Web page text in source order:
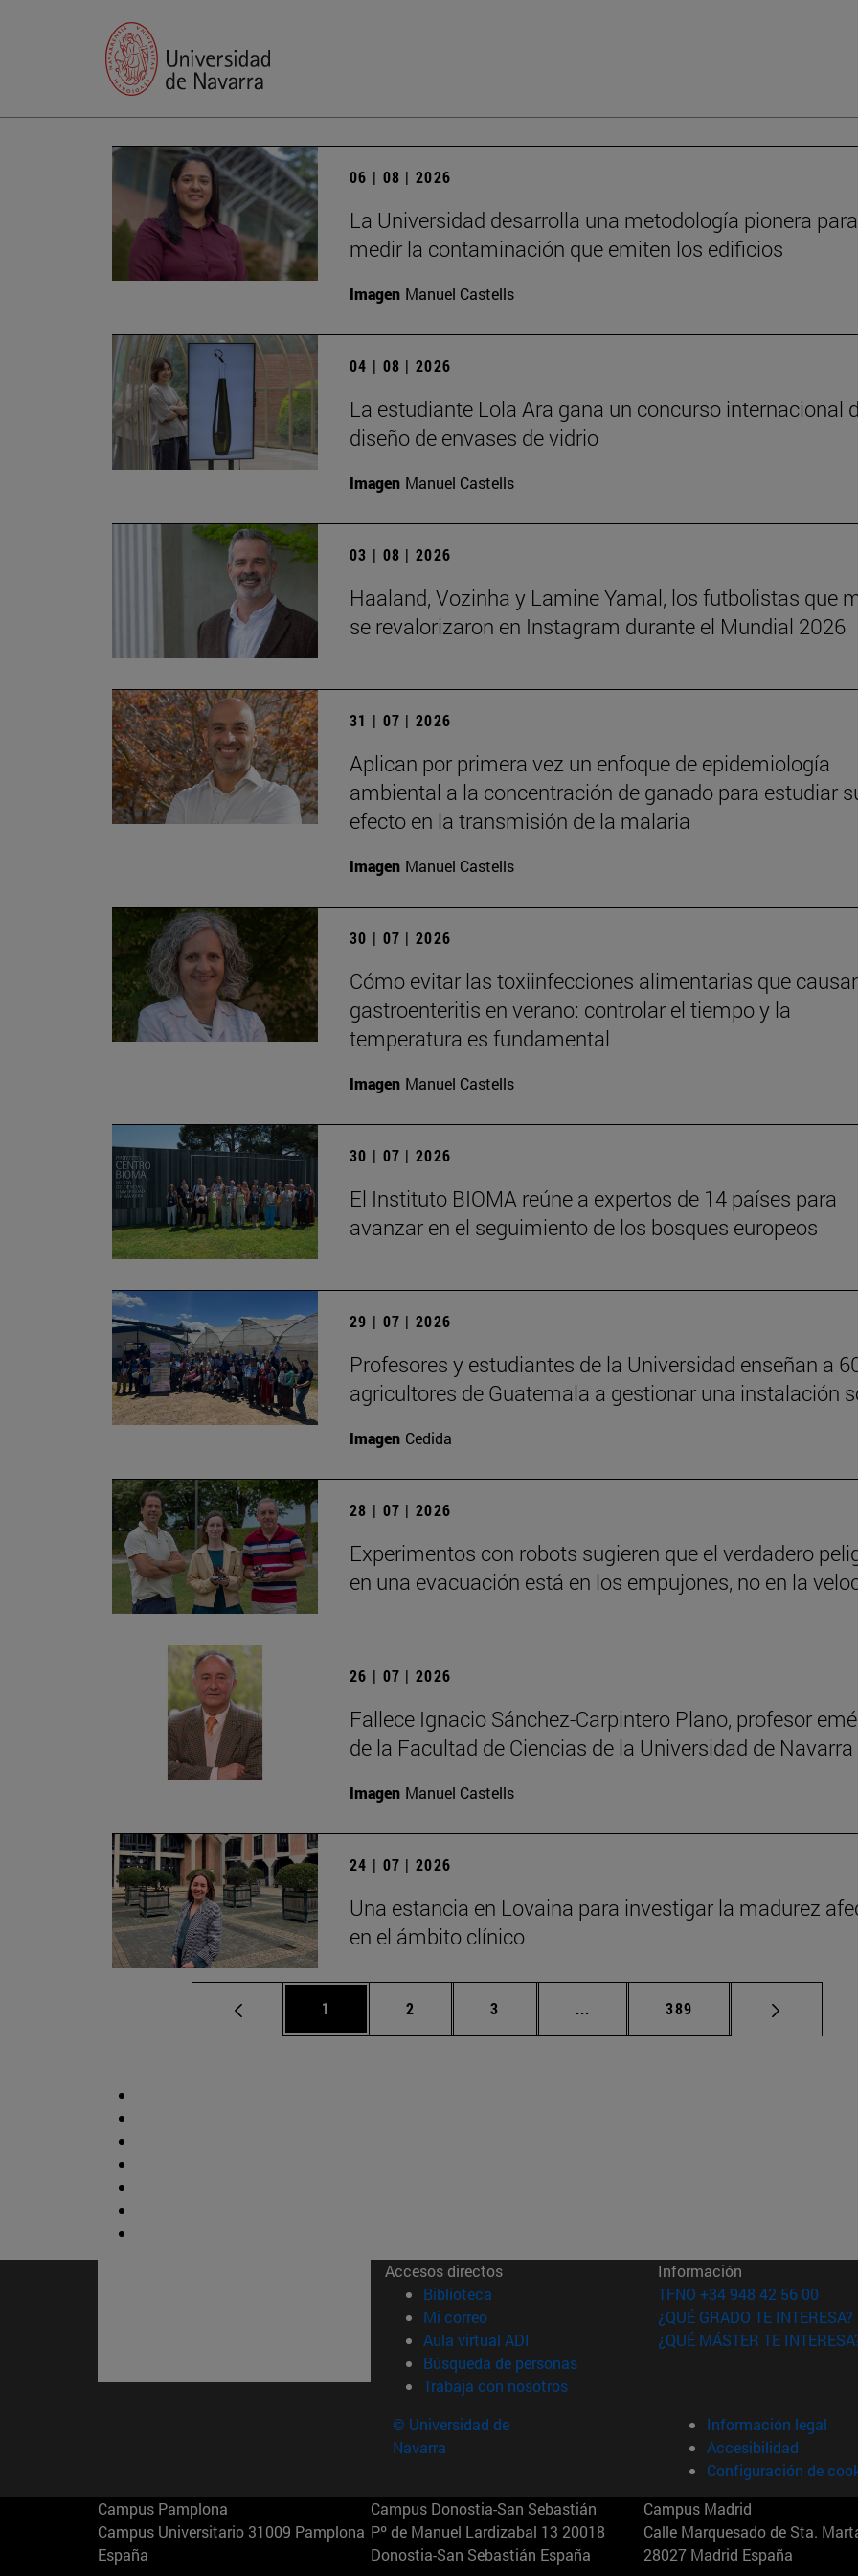
06 | 08 | 2026
La Universidad desarrolla una metodología pionera para
medir la contaminación que emiten los edificios
Imagen Manuel Castells
04 | 08 | 2026
La estudiante Lola Ara gana un concurso internacional
diseño de envases de vidrio
Imagen Manuel Castells
03 | 08 | 2026
Haaland, Vozinha y Lamine Yamal, los futbolistas que
se revalorizaron en Instagram durante el Mundial 2026
31 | 07 | 2026
Aplican por primera vez un enfoque de epidemiología
ambiental a la concentración de ganado para estudiar
efecto en la transmisión de la malaria
Imagen Manuel Castells
30 | 07 | 2026
Cómo evitar las toxiinfecciones alimentarias que
gastroenteritis en verano: controlar el tiempo y la
temperatura es fundamental
Imagen Manuel Castells
30 | 07 | 2026
El Instituto BIOMA reúne a expertos de 14 países para
avanzar en el seguimiento de los bosques europeos
29 | 07 | 2026
Profesores y estudiantes de la Universidad enseñan a
agricultores de Guatemala a gestionar una instalación
Imagen Cedida
28 | 07 | 2026
Experimentos con robots sugieren que el verdadero
en una evacuación está en los empujones, no en la
26 | 07 | 2026
Fallece Ignacio Sánchez-Carpintero Plano, profesor
de la Facultad de Ciencias de la Universidad de Navarra
Imagen Manuel Castells
24 | 07 | 2026
Una estancia en Lovaina para investigar la madurez
en el ámbito clínico
Página
1 Página
2 Página
3 ... Páginas intermedias Use TAB para
Página
389
Accesos directos
Biblioteca (abre en nueva ventana)
Mi correo(abre en nueva ventana)
Aula virtual ADI (abre en nueva ventana)
Búsqueda de personas(abre en nueva ventana)
Trabaja con nosotros(abre en nueva ventana)
Información
TFNO +34 948 42 56 00
¿QUÉ GRADO TE INTERESA?
¿QUÉ MÁSTER TE
© Universidad de
Navarra
Información legal
Accesibilidad
Configuración de
Campus Pamplona
Campus Universitario 31009 Pamplona
España
Campus Donostia-San Sebastián
Pº de Manuel Lardizabal 13 20018
Donostia-San Sebastián España
Campus Madrid
Calle Marquesado de Sta.
28027 Madrid España